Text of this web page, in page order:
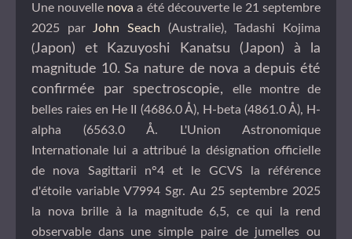
Une nouvelle nova a été découverte le 21 septembre
2025 par
John Seach (Australie), Tadashi Kojima
(Japon) et Kazuyoshi Kanatsu (Japon) à la
magnitude 10. Sa nature de nova a depuis été
confirmée par spectroscopie, elle montre de
belles raies en He II (4686.0 Å), H-beta (4861.0 Å), H-
alpha (6563.0 Å. L'Union Astronomique
Internationale lui a attribué la désignation officielle
de nova Sagittarii n°4 et le GCVS la référence
d'étoile variable V7994 Sgr. Au 25 septembre 2025
la nova brille à la magnitude 6,5, ce qui la rend
observable dans une simple paire de jumelles ou